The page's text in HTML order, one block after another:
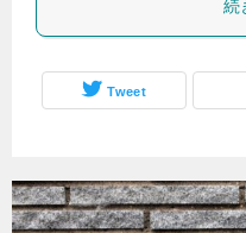
続
Tweet